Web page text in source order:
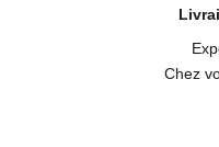
Chez